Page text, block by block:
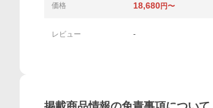
カンパニー]
価格
18,680円〜
レビュー -